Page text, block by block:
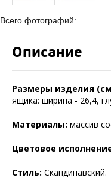
Всего фотографий:
Описание
Размеры изделия
ящика: ширина - 26,4,
Материалы: массив
Цветовое
Стиль: Скандинавский.